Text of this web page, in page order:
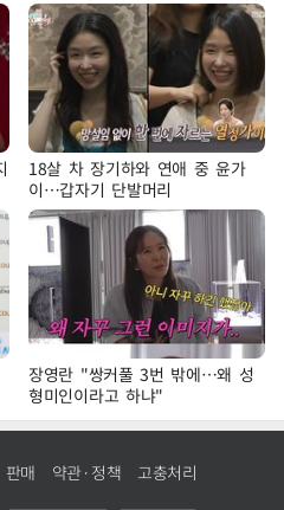
18살 차 장기하와 연애 중 윤가
이…갑자기 단발머리
장영란 "쌍커풀 3번 밖에…왜 성
형미인이라고 하냐"
매 약관·정책 고충처리